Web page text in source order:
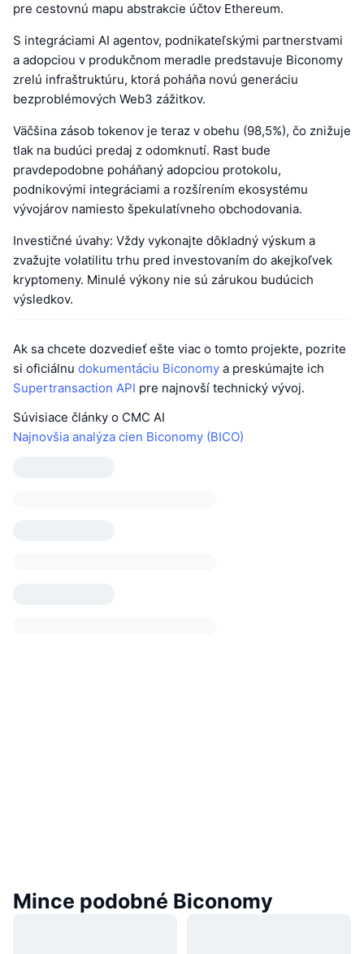
pre cestovnú mapu abstrakcie účtov Ethereum.
S integráciami AI agentov, podnikateľskými partnerstvami
a adopciou v produkčnom meradle predstavuje Biconomy
zrelú infraštruktúru, ktorá poháňa novú generáciu
bezproblémových Web3 zážitkov.
Väčšina zásob tokenov je teraz v obehu (98,5%), čo znižuje
tlak na budúci predaj z odomknutí. Rast bude
pravdepodobne poháňaný adopciou protokolu,
podnikovými integráciami a rozšírením ekosystému
vývojárov namiesto špekulatívneho obchodovania.
Investičné úvahy: Vždy vykonajte dôkladný výskum a
zvažujte volatilitu trhu pred investovaním do akejkoľvek
kryptomeny. Minulé výkony nie sú zárukou budúcich
výsledkov.
Ak sa chcete dozvedieť ešte viac o tomto projekte, pozrite
si oficiálnu dokumentáciu Biconomy a preskúmajte ich
Supertransaction API pre najnovší technický vývoj.
Súvisiace články o CMC AI
Najnovšia analýza cien Biconomy (BICO)
Mince podobné Biconomy